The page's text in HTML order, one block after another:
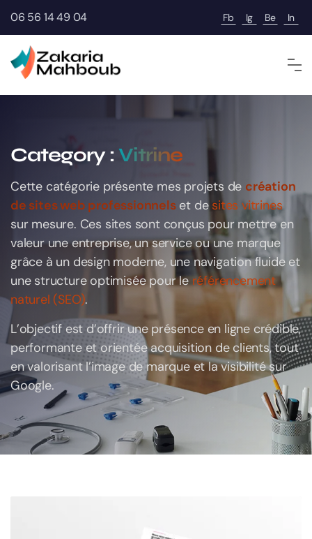
06 56 14 49 04 Fb Ig Be In
Category : Vitrine
Cette catégorie présente mes projets de création
de sites web professionnelset de sites vitrines
sur mesure. Ces sites sont conçus pour mettre en
valeur une entreprise, un service ou une marque
grâce à un design moderne, une navigation fluide et
une structure optimisée pour leréférencement
naturel (SEO).
L’objectif est d’offrir une présence en ligne crédible,
performante et orientée acquisition de clients, tout
en valorisant l’image de marque et la visibilité sur
Google.